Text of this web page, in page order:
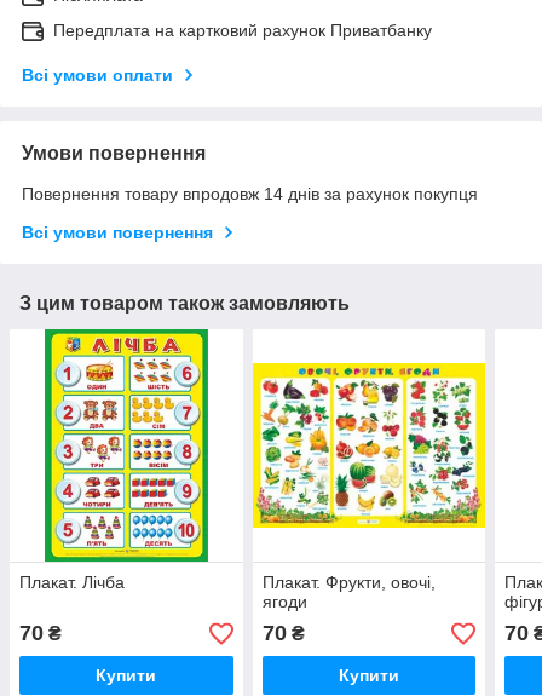
Передплата на картковий рахунок Приватбанку
Всі умови оплати
Умови повернення
Повернення товару впродовж 14 днів за рахунок покупця
Всі умови повернення
З цим товаром також замовляють
Плакат. Лічба
70 ₴
Купити
Плакат. Фрукти, овочі,
ягоди
70₴
Купити
70